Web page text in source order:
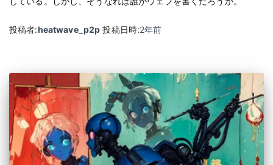
投稿者:heatwave_p2p 投稿日時:2年前